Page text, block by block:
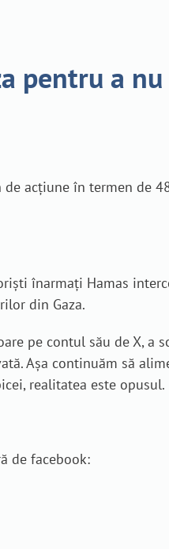
pentru a
acțiune în termen de
înarmați Hamas
din Gaza.
pe contul său de X, a
Așa continuăm să
realitatea este opusul.
de facebook: